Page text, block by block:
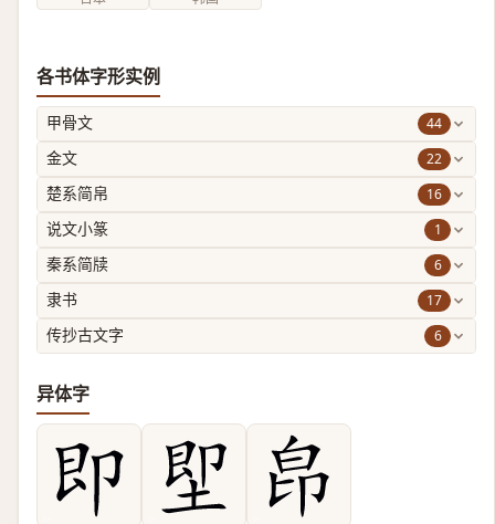
各书体字形实例
甲骨文 44
金文 22
楚系简帛 16
说文小篆 1
秦系简牍 6
隶书 17
传抄古文字 6
异体字